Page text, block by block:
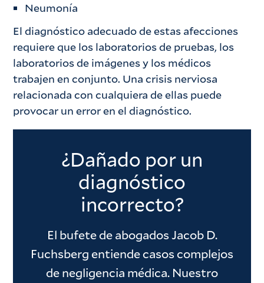
Neumonía
El diagnóstico adecuado de estas afecciones
requiere que los laboratorios de pruebas, los
laboratorios de imágenes y los médicos
trabajen en conjunto. Una crisis nerviosa
relacionada con cualquiera de ellas puede
provocar un error en el diagnóstico.
¿Dañado por un
diagnóstico
incorrecto?
El bufete de abogados Jacob D.
Fuchsberg entiende casos complejos
de negligencia médica. Nuestro